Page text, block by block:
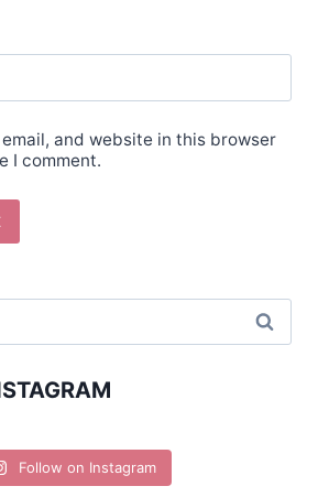
email, and website in this browser
I comment.
Follow on Instagram